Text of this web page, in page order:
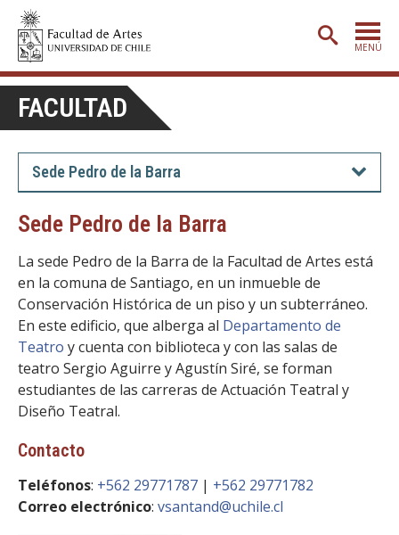
MENÚ
ADMISIÓN
CARRERAS
POSTGRADO
EXTENSIÓN
CREACIÓNE INVESTIGACIÓN
BIBLIOTECA
DEPARTAMENTOS
Estudiantes
Académicas/os Egresadas/os
FACULTAD
Sede Pedro de la Barra
Sede Pedro de la Barra
La sede Pedro de la Barra de la Facultad de Artes está
en la comuna de Santiago, en un inmueble de
Conservación Histórica de un piso y un subterráneo.
En este edificio, que alberga al Departamento de
Teatro y cuenta con biblioteca y con las salas de
teatro Sergio Aguirre y Agustín Siré, se forman
estudiantes de las carreras de Actuación Teatral y
Diseño Teatral.
Contacto
Teléfonos: +562 29771787 | +562 29771782
Correo electrónico: vsantand@uchile.cl